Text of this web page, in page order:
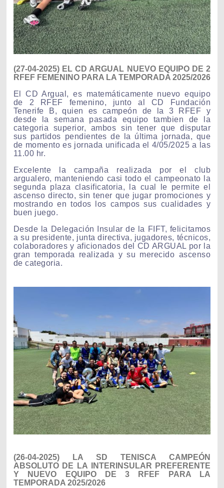
(27-04-2025) EL CD ARGUAL NUEVO EQUIPO DE 2
RFEF FEMENINO PARA LA TEMPORADA 2025/2026
El CD Argual, es matemáticamente nuevo equipo
de 2 RFEF femenino, junto al CD Fundación
Tenerife B, quien es campeón de la 3 RFEF y
desde la semana pasada equipo tambien de la
categoria superior, ambos sin tener que disputar
sus partidos pendientes de la última jornada, que
de momento es jornada unificada el 4/05/2025 a las
11.00 hr.
Excelente la campaña realizada por el club
argualero, manteniendo casi todo el campeonato la
segunda plaza clasificatoria, la cual le permite el
ascenso directo, sin tener que jugar promociones y
mostrando en todos los campos sus cualidades y
buen juego.
Desde la Delegación Insular de la FIFT, felicitamos
a su presidente, junta directiva, jugadores, técnicos,
colaboradores y aficionados del CD ARGUAL por la
gran temporada realizada y su merecido ascenso
de categoria.
(26-04-2025) LA SD TENISCA CAMPEÓN
ABSOLUTO DE LA INTERINSULAR PREFERENTE
Y NUEVO EQUIPO DE 3 RFEF PARA LA
TEMPORADA 2025/2026